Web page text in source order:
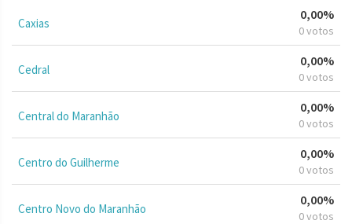
Caxias
0,00%
0 votos
Cedral
0,00%
0 votos
Central do Maranhão
0,00%
0 votos
Centro do Guilherme
0,00%
0 votos
Centro Novo do Maranhão
0,00%
0 votos